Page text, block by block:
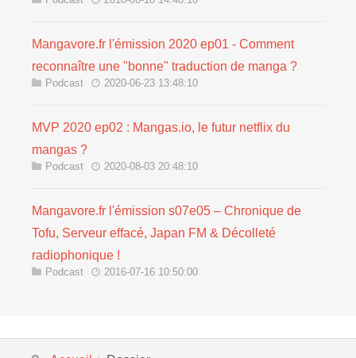
Mangavore.fr l'émission 2020 ep01 - Comment
reconnaître une "bonne" traduction de manga ?
Podcast 2020-06-23 13:48:10
MVP 2020 ep02 : Mangas.io, le futur netflix du
mangas ?
Podcast 2020-08-03 20:48:10
Mangavore.fr l'émission s07e05 – Chronique de
Tofu, Serveur effacé, Japan FM & Décolleté
radiophonique !
Podcast 2016-07-16 10:50:00